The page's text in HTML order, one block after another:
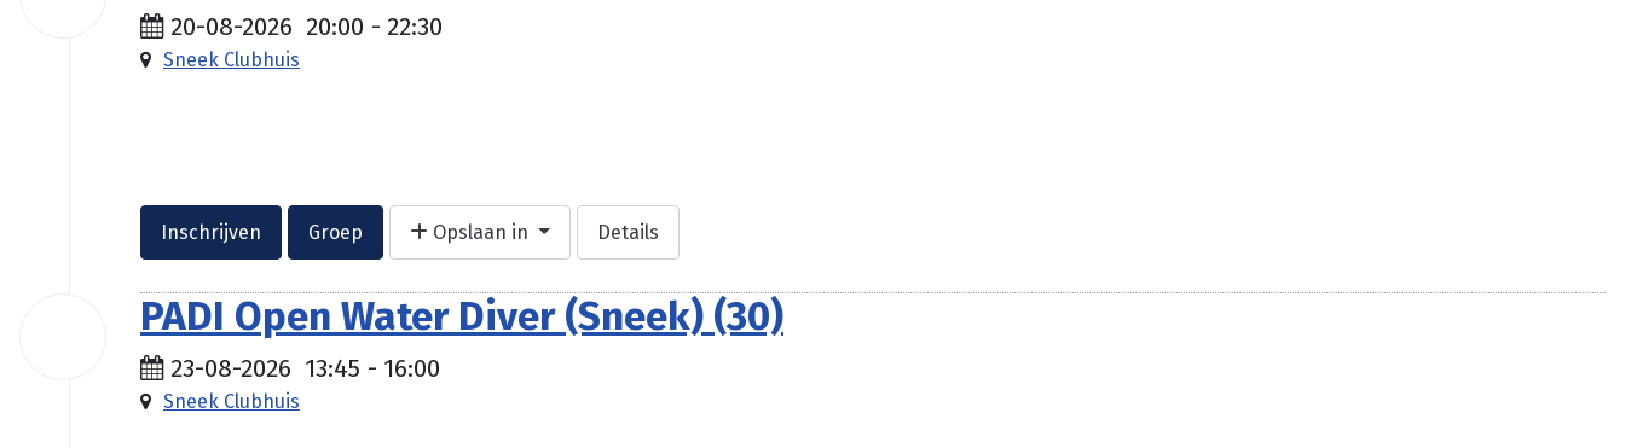
20-08-2026 20:00 - 22:30
Sneek Clubhuis
Inschrijven Groep Opslaan in Details
PADI Open Water Diver (Sneek) (30)
23-08-2026 13:45 - 16:00
Sneek Clubhuis